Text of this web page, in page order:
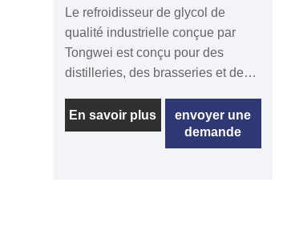
Le refroidisseur de glycol de
qualité industrielle conçue par
Tongwei est conçu pour des
distilleries, des brasseries et des
un contrôle de température ultra-
stable de -35 ℃ à 5 ℃ tout au
long des processus de
En savoir plus
envoyer une
demande